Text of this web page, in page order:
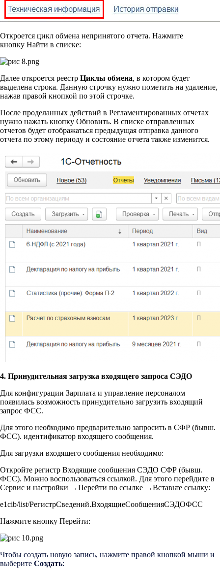
Откроется цикл обмена непринятого отчета. Нажмите
кнопку Найти в списке:
Далее откроется реестр Циклы обмена, в котором будет
выделена строка. Данную строчку нужно пометить на удаление,
нажав правой кнопкой по этой строчке.
После проделанных действий в Регламентированных отчетах
нужно нажать кнопку Обновить. В списке отправленных
отчетов будет отображаться предыдущая отправка данного
отчета по этому периоду и состояние отчета также изменится.
4. Принудительная загрузка входящего запроса СЭДО
Для конфигурации Зарплата и управление персоналом
появилась возможность принудительно загрузить входящий
запрос ФСС.
Для этого необходимо предварительно запросить в СФР (бывш.
ФСС). идентификатор входящего сообщения.
Для загрузки входящего сообщения необходимо:
Откройте регистр Входящие сообщения СЭДО СФР (бывш.
ФСС). Можно воспользоваться ссылкой. Для этого перейдите в
Сервис и настройки →Перейти по ссылке →Вставьте ссылку:
e1cib/list/РегистрСведений.ВходящиеСообщенияСЭДОФСС
Нажмите кнопку Перейти:
Чтобы создать новую запись, нажмите правой кнопкой мыши и
выберите Создать: